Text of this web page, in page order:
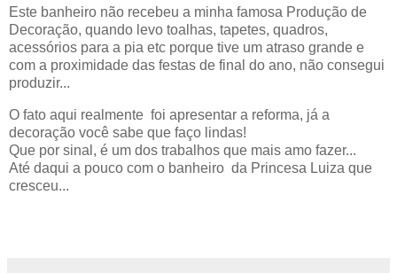
Este banheiro não recebeu a minha famosa Produção de
Decoração, quando levo toalhas, tapetes, quadros,
acessórios para a pia etc porque tive um atraso grande e
com a proximidade das festas de final do ano, não consegui
produzir...
O fato aqui realmente foi apresentar a reforma, já a
decoração você sabe que faço lindas!
Que por sinal, é um dos trabalhos que mais amo fazer...
Até daqui a pouco com o banheiro da Princesa Luiza que
cresceu...